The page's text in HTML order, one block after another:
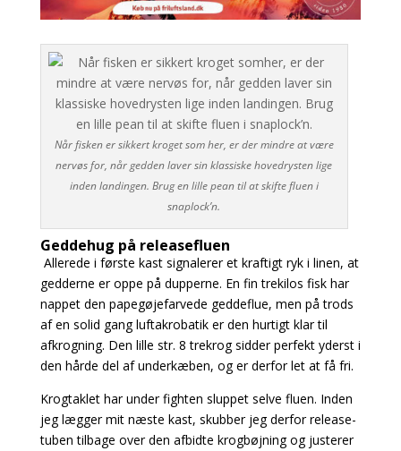
Når fisken er sikkert kroget som her, er der mindre at være
nervøs for, når gedden laver sin klassiske hovedrysten lige
inden landingen. Brug en lille pean til at skifte fluen i
snaplock’n.
Geddehug på releasefluen
Allerede i første kast signalerer et kraftigt ryk i linen, at
gedderne er oppe på dupperne. En fin trekilos fisk har
nappet den papegøjefarvede geddeflue, men på trods
af en solid gang luftakrobatik er den hurtigt klar til
afkrogning. Den lille str. 8 trekrog sidder perfekt yderst i
den hårde del af underkæben, og er derfor let at få fri.
Krogtaklet har under fighten sluppet selve fluen. Inden
jeg lægger mit næste kast, skubber jeg derfor release-
tuben tilbage over den afbidte krogbøjning og justerer